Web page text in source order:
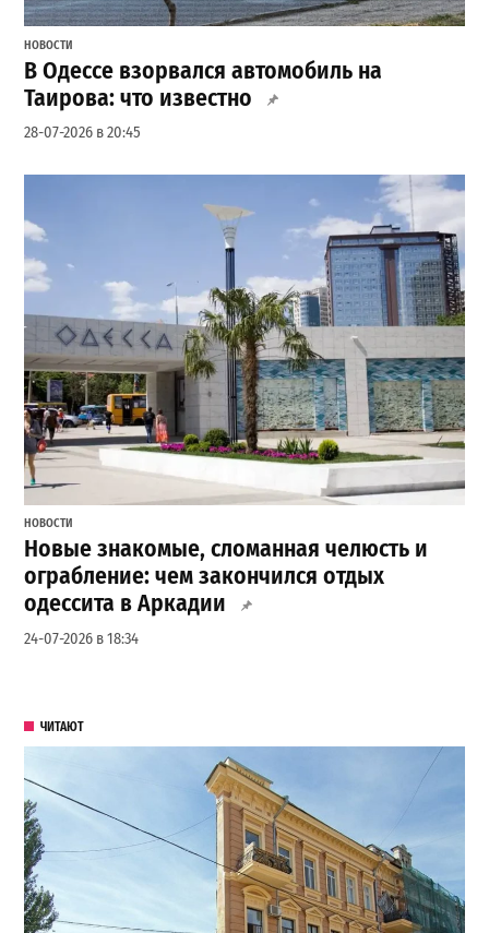
НОВОСТИ
В Одессе взорвался автомобиль на
Таирова: что известно
28-07-2026 в 20:45
НОВОСТИ
Новые знакомые, сломанная челюсть и
ограбление: чем закончился отдых
одессита в Аркадии
24-07-2026 в 18:34
ЧИТАЮТ